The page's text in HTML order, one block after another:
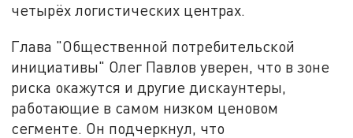
четырёх логистических центрах.
Глава "Общественной потребительской
инициативы" Олег Павлов уверен, что в зоне
риска окажутся и другие дискаунтеры,
работающие в самом низком ценовом
сегменте. Он подчеркнул, что